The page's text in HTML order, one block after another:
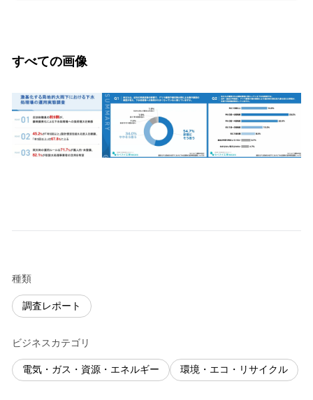
すべての画像
種類
調査レポート
ビジネスカテゴリ
電気・ガス・資源・エネルギー 環境・エコ・リサイクル